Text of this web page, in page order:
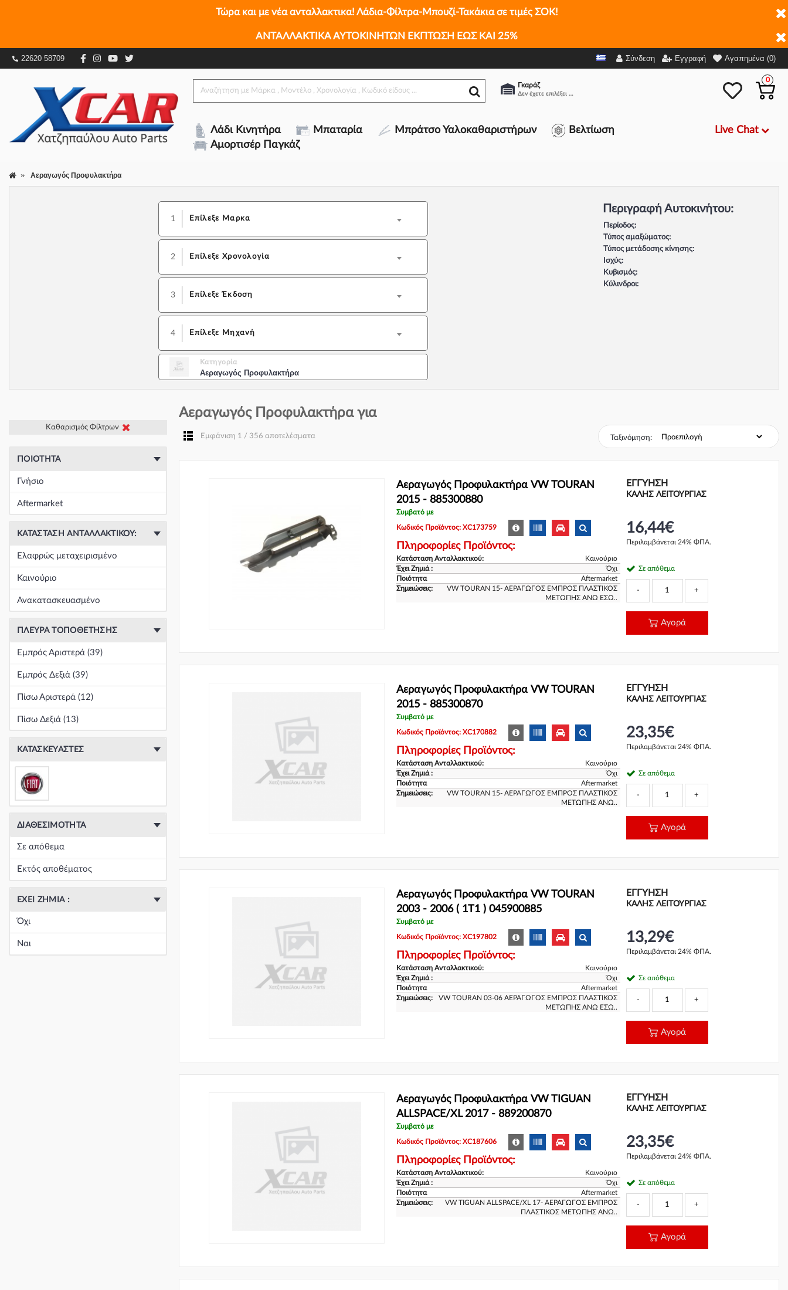
Τώρα και με νέα ανταλλακτικα! Λάδια-Φίλτρα-Μπουζί-Τακάκια σε τιμές ΣΟΚ!
ΑΝΤΑΛΛΑΚΤΙΚΑ ΑΥΤΟΚΙΝΗΤΩΝ ΕΚΠΤΩΣΗ ΕΩΣ ΚΑΙ 25%
22620 58709 Σύνδεση Εγγραφή Αγαπημένα (0)
Γκαράζ
Δεν έχετε επιλέξει αμάξι.
0
Λάδι Κινητήρα Μπαταρία Μπράτσο Υαλοκαθαριστήρων
Βελτίωση
Αμορτισέρ Παγκάζ
Live Chat
Αεραγωγός Προφυλακτήρα
1 Επίλεξε Μαρκα
2 Επίλεξε Χρονολογία
3 Επίλεξε Έκδοση
4 Επίλεξε Μηχανή
Κατηγορία
Αεραγωγός Προφυλακτήρα
Περιγραφή Αυτοκινήτου:
Περίοδος:
Τύπος αμαξώματος:
Τύπος μετάδοσης κίνησης:
Ισχύς:
Κυβισμός:
Κύλινδροι:
Καθαρισμός Φίλτρων
ΠΟΙΌΤΗΤΑ
Γνήσιο
Aftermarket
ΚΑΤΆΣΤΑΣΗ ΑΝΤΑΛΛΑΚΤΙΚΟΎ:
Ελαφρώς μεταχειρισμένο
Καινούριο
Ανακατασκευασμένο
ΠΛΕΥΡΆ ΤΟΠΟΘΈΤΗΣΗΣ
Εμπρός Αριστερά (39)
Εμπρός Δεξιά (39)
Πίσω Αριστερά (12)
Πίσω Δεξιά (13)
ΚΑΤΑΣΚΕΥΑΣΤΈΣ
ΔΙΑΘΕΣΙΜΌΤΗΤΑ
Σε απόθεμα
Εκτός αποθέματος
ΈΧΕΙ ΖΗΜΙΆ :
Όχι
Ναι
Αεραγωγός Προφυλακτήρα για
Εμφάνιση 1 / 356 αποτελέσματα Ταξινόμηση:
Αεραγωγός Προφυλακτήρα VW TOURAN
2015 - 885300880
Συμβατό με
Κωδικός Προϊόντος: XC173759
Πληροφορίες Προϊόντος:
Κατάσταση Ανταλλακτικού:
Καινούριο
Έχει Ζημιά :
Όχι
Ποιότητα
Aftermarket
Σημειώσεις:
VW TOURAN 15- ΑΕΡΑΓΩΓΟΣ ΕΜΠΡΟΣ ΠΛΑΣΤΙΚΟΣ
ΜΕΤΩΠΗΣ ΑΝΩ ΕΣΩ..
ΕΓΓΎΗΣΗ
ΚΑΛΗΣ ΛΕΙΤΟΥΡΓΙΑΣ
16,44€
Περιλαμβάνεται 24% ΦΠΑ.
Σε απόθεμα
- +
Αγορά
Αεραγωγός Προφυλακτήρα VW TOURAN
2015 - 885300870
Συμβατό με
Κωδικός Προϊόντος: XC170882
Πληροφορίες Προϊόντος:
Κατάσταση Ανταλλακτικού:
Καινούριο
Έχει Ζημιά :
Όχι
Ποιότητα
Aftermarket
Σημειώσεις:
VW TOURAN 15- ΑΕΡΑΓΩΓΟΣ ΕΜΠΡΟΣ ΠΛΑΣΤΙΚΟΣ
ΜΕΤΩΠΗΣ ΑΝΩ..
ΕΓΓΎΗΣΗ
ΚΑΛΗΣ ΛΕΙΤΟΥΡΓΙΑΣ
23,35€
Περιλαμβάνεται 24% ΦΠΑ.
Σε απόθεμα
- +
Αγορά
Αεραγωγός Προφυλακτήρα VW TOURAN
2003 - 2006 ( 1T1 ) 045900885
Συμβατό με
Κωδικός Προϊόντος: XC197802
Πληροφορίες Προϊόντος:
Κατάσταση Ανταλλακτικού:
Καινούριο
Έχει Ζημιά :
Όχι
Ποιότητα
Aftermarket
Σημειώσεις:
VW TOURAN 03-06 ΑΕΡΑΓΩΓΟΣ ΕΜΠΡΟΣ ΠΛΑΣΤΙΚΟΣ
ΜΕΤΩΠΗΣ ΑΝΩ ΕΣΩ..
ΕΓΓΎΗΣΗ
ΚΑΛΗΣ ΛΕΙΤΟΥΡΓΙΑΣ
13,29€
Περιλαμβάνεται 24% ΦΠΑ.
Σε απόθεμα
- +
Αγορά
Αεραγωγός Προφυλακτήρα VW TIGUAN
ALLSPACE/XL 2017 - 889200870
Συμβατό με
Κωδικός Προϊόντος: XC187606
Πληροφορίες Προϊόντος:
Κατάσταση Ανταλλακτικού:
Καινούριο
Έχει Ζημιά :
Όχι
Ποιότητα
Aftermarket
Σημειώσεις:
VW TIGUAN ALLSPACE/XL 17- ΑΕΡΑΓΩΓΟΣ ΕΜΠΡΟΣ
ΠΛΑΣΤΙΚΟΣ ΜΕΤΩΠΗΣ ΑΝΩ..
ΕΓΓΎΗΣΗ
ΚΑΛΗΣ ΛΕΙΤΟΥΡΓΙΑΣ
23,35€
Περιλαμβάνεται 24% ΦΠΑ.
Σε απόθεμα
- +
Αγορά